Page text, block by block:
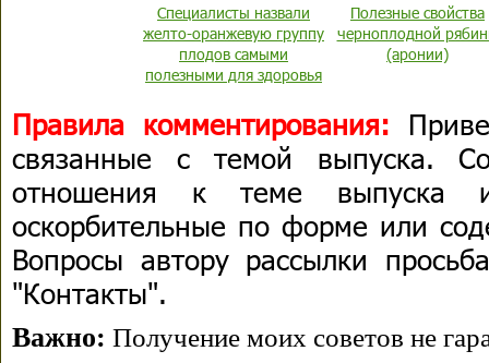
Специалисты назвали
желто-оранжевую группу
плодов самыми
полезными для здоровья
Полезные свойства
черноплодной
(аронии)
Правила комментирования:
связанные с темой выпуска.
отношения к теме выпуска
оскорбительные по форме или
Вопросы автору рассылки
"Контакты".
Важно: Получение моих советов не